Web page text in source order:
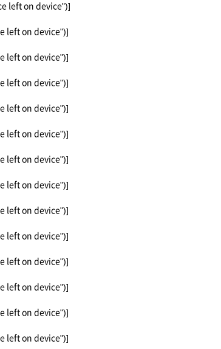
left on device")]
left on device")]
left on device")]
left on device")]
left on device")]
left on device")]
left on device")]
left on device")]
left on device")]
left on device")]
left on device")]
left on device")]
left on device")]
left on device")]